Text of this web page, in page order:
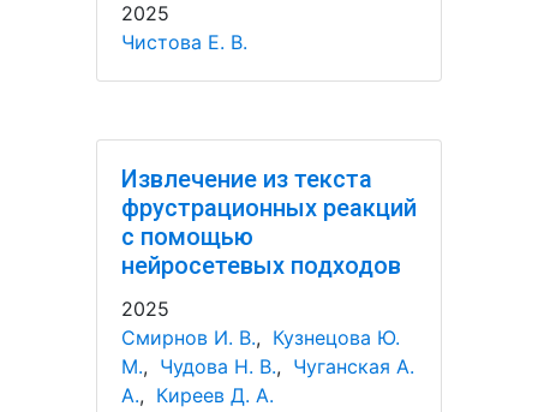
2025
Чистова Е. В.
Извлечение из текста
фрустрационных реакций
с помощью
нейросетевых подходов
2025
Смирнов И. В., Кузнецова Ю.
М., Чудова Н. В., Чуганская А.
А., Киреев Д. А.